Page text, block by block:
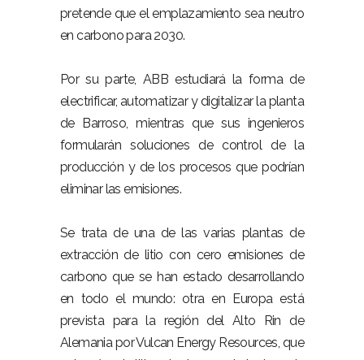
pretende que el emplazamiento sea neutro
en carbono para 2030.
Por su parte, ABB estudiará la forma de
electrificar, automatizar y digitalizar la planta
de Barroso, mientras que sus ingenieros
formularán soluciones de control de la
producción y de los procesos que podrían
eliminar las emisiones.
Se trata de una de las varias plantas de
extracción de litio con cero emisiones de
carbono que se han estado desarrollando
en todo el mundo: otra en Europa está
prevista para la región del Alto Rin de
Alemania por Vulcan Energy Resources, que